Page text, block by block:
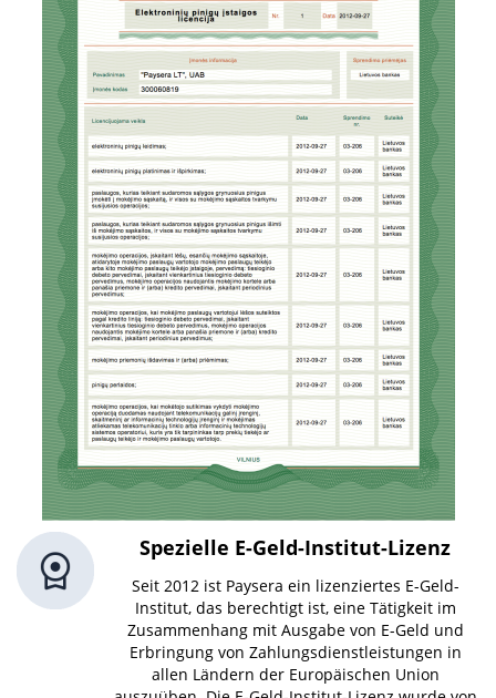
Spezielle E-Geld-Institut-Lizenz
Seit 2012 ist Paysera ein lizenziertes E-Geld-
Institut, das berechtigt ist, eine Tätigkeit im
Zusammenhang mit Ausgabe von E-Geld und
Erbringung von Zahlungsdienstleistungen in
allen Ländern der Europäischen Union